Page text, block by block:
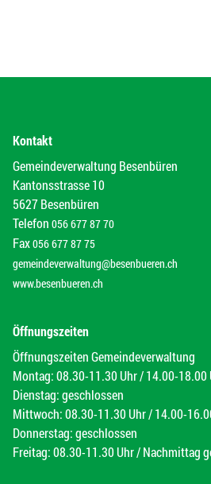
Kontakt
Gemeindeverwaltung Besenbüren
Kantonsstrasse 10
5627 Besenbüren
Telefon 056 677 87 70
Fax056 677 87 75
gemeindeverwaltung@besenbueren.ch
www.besenbueren.ch
Öffnungszeiten
Öffnungszeiten Gemeindeverwaltung
Montag: 08.30-11.30 Uhr / 14.00-18.00
Dienstag: geschlossen
Mittwoch: 08.30-11.30 Uhr / 14.00-
Donnerstag: geschlossen
Freitag: 08.30-11.30 Uhr / Nachmittag